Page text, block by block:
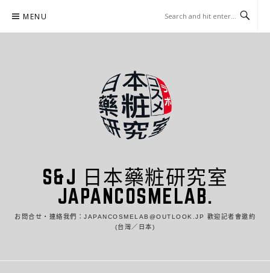
content
MENU
S&J 日本藥粧研究室
JAPANCOSMELAB.
お問合せ・連絡我們：JAPANCOSMELAB@OUTLOOK.JP 歡迎記者會邀約
(台灣／日本)